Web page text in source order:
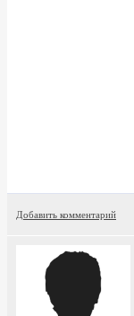
Добавить комментарий